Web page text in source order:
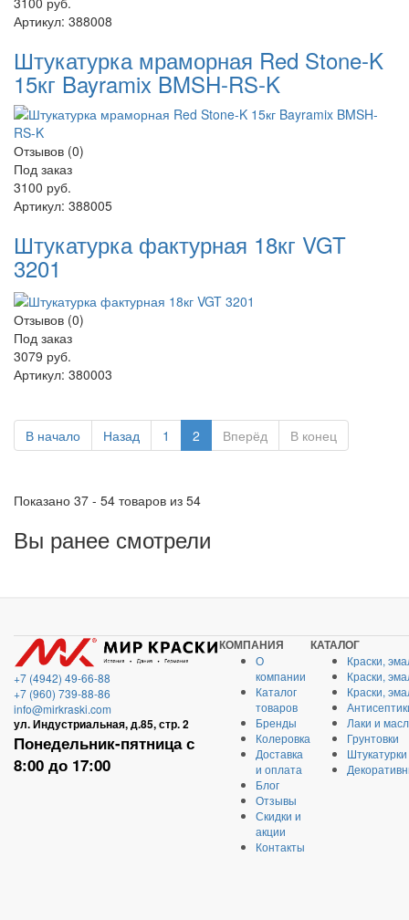
Артикул: 388008
Штукатурка мраморная Red Stone-K
15кг Bayramix BMSH-RS-K
Отзывов (0)
Под заказ
3100 руб.
Артикул: 388005
Штукатурка фактурная 18кг VGT
3201
Отзывов (0)
Под заказ
3079 руб.
Артикул: 380003
В начало Назад 1 2 Вперёд В конец
Показано 37 - 54 товаров из 54
Вы ранее смотрели
+7 (4942) 49-66-88
+7 (960) 739-88-86
info@mirkraski.com
ул. Индустриальная, д.85, стр. 2
Понедельник-пятница с
8:00 до 17:00
КОМПАНИЯ
О
компании
Каталог
товаров
Бренды
Колеровка
Доставка
и оплата
Блог
Отзывы
Скидки и
акции
Контакты
КАТАЛОГ
Краски,
Краски,
Краски,
Лаки и
Грунтовки